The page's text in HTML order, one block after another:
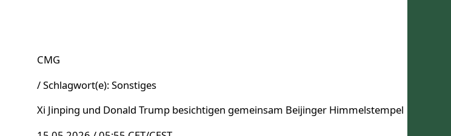
CMG
/ Schlagwort(e): Sonstiges
Xi Jinping und Donald Trump besichtigen gemeinsam Beijinger Himmelstempel